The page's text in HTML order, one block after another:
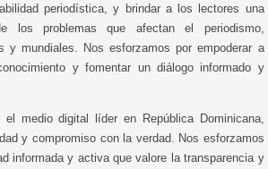
periodística, y brindar a los lectores una
los problemas que afectan el periodismo,
y mundiales. Nos esforzamos por empoderar a
y fomentar un diálogo informado y
el medio digital líder en República Dominicana,
y compromiso con la verdad. Nos esforzamos
informada y activa que valore la transparencia y